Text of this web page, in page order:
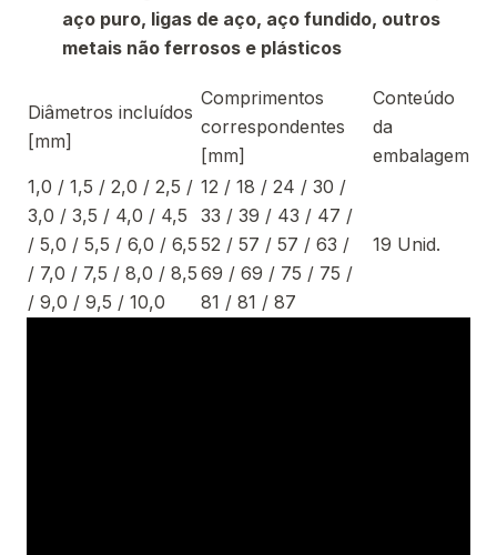
aço puro, ligas de aço, aço fundido, outros
metais não ferrosos e plásticos
Diâmetros incluídos
[mm]
Comprimentos
correspondentes
[mm]
Conteúdo
da
embalagem
1,0 / 1,5 / 2,0 / 2,5 /
3,0 / 3,5 / 4,0 / 4,5
/ 5,0 / 5,5 / 6,0 / 6,5
/ 7,0 / 7,5 / 8,0 / 8,5
/ 9,0 / 9,5 / 10,0
12 / 18 / 24 / 30 /
33 / 39 / 43 / 47 /
52 / 57 / 57 / 63 /
69 / 69 / 75 / 75 /
81 / 81 / 87
19 Unid.